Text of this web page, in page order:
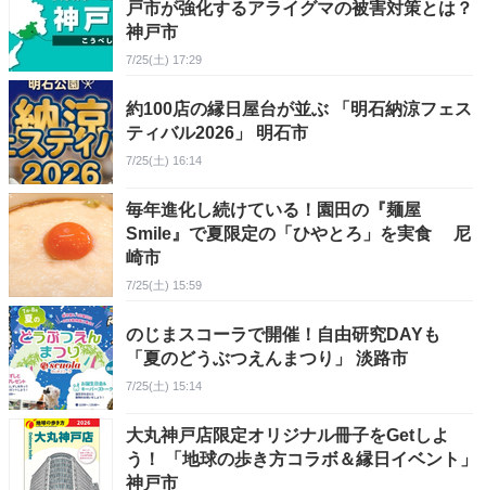
戸市が強化するアライグマの被害対策とは？
神戸市
7/25(土) 17:29
約100店の縁日屋台が並ぶ 「明石納涼フェス
ティバル2026」 明石市
7/25(土) 16:14
毎年進化し続けている！園田の『麺屋
Smile』で夏限定の「ひやとろ」を実食 尼
崎市
7/25(土) 15:59
のじまスコーラで開催！自由研究DAYも
「夏のどうぶつえんまつり」 淡路市
7/25(土) 15:14
大丸神戸店限定オリジナル冊子をGetしよ
う！ 「地球の歩き方コラボ＆縁日イベント」
神戸市